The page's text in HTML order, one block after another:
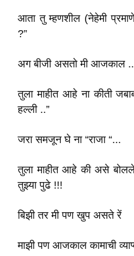
आता तु म्हणशील (नेहेमी
?”
अग बीजी असतो मी आजकाल ..
तुला माहीत आहे ना कीती
हल्ली ..”
जरा समजून घे ना “राजा “...
तुला माहीत आहे की असे
तुझ्या पुढे !!!
बिझी तर मी पण खुप असते रें
माझी पण आजकाल कामाची